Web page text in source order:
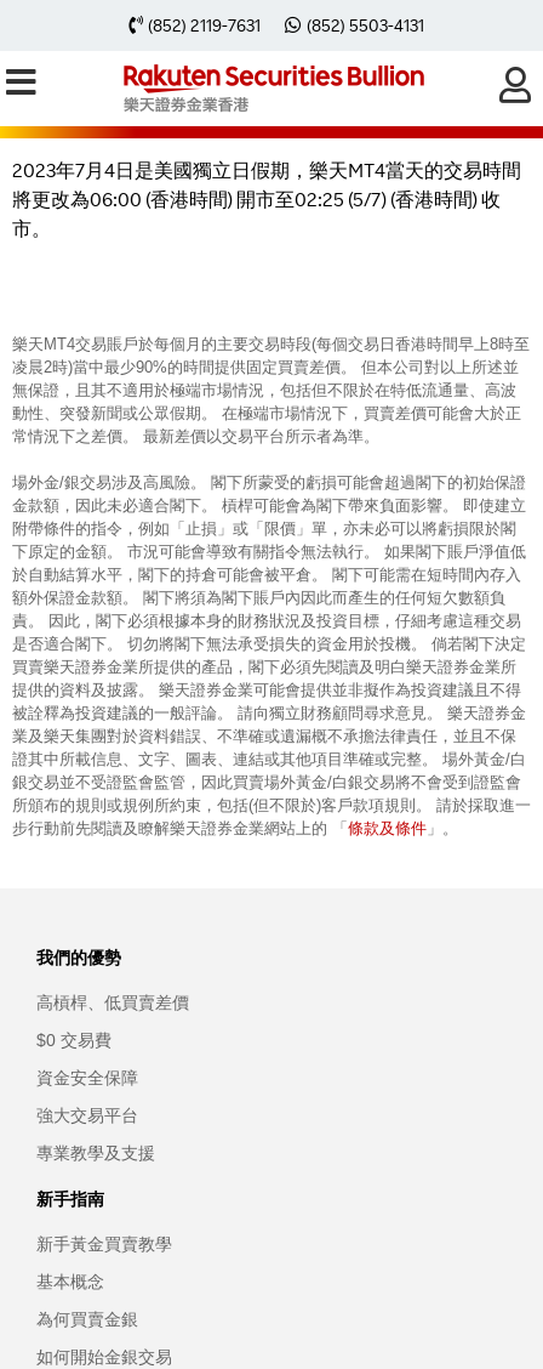
(852) 2119-7631 (852) 5503-4131
2023年7月4日樂天MT4交易時間因美
國獨立日假期有所轉變
2023年7月4日是美國獨立日假期，樂天MT4當天的交易時間
將更改為06:00 (香港時間) 開市至02:25 (5/7) (香港時間) 收
市。
樂天MT4交易賬戶於每個月的主要交易時段(每個交易日香港時間早上8時至
凌晨2時)當中最少90%的時間提供固定買賣差價。 但本公司對以上所述並
無保證，且其不適用於極端市場情況，包括但不限於在特低流通量、高波
動性、突發新聞或公眾假期。 在極端市場情況下，買賣差價可能會大於正
常情況下之差價。 最新差價以交易平台所示者為準。
場外金/銀交易涉及高風險。 閣下所蒙受的虧損可能會超過閣下的初始保證
金款額，因此未必適合閣下。 槓桿可能會為閣下帶來負面影響。 即使建立
附帶條件的指令，例如「止損」或「限價」單，亦未必可以將虧損限於閣
下原定的金額。 市況可能會導致有關指令無法執行。 如果閣下賬戶淨值低
於自動結算水平，閣下的持倉可能會被平倉。 閣下可能需在短時間內存入
額外保證金款額。 閣下將須為閣下賬戶內因此而產生的任何短欠數額負
責。 因此，閣下必須根據本身的財務狀況及投資目標，仔細考慮這種交易
是否適合閣下。 切勿將閣下無法承受損失的資金用於投機。 倘若閣下決定
買賣樂天證券金業所提供的產品，閣下必須先閱讀及明白樂天證券金業所
提供的資料及披露。 樂天證券金業可能會提供並非擬作為投資建議且不得
被詮釋為投資建議的一般評論。 請向獨立財務顧問尋求意見。 樂天證券金
業及樂天集團對於資料錯誤、不準確或遺漏概不承擔法律責任，並且不保
證其中所載信息、文字、圖表、連結或其他項目準確或完整。 場外黃金/白
銀交易並不受證監會監管，因此買賣場外黃金/白銀交易將不會受到證監會
所頒布的規則或規例所約束，包括(但不限於)客戶款項規則。 請於採取進一
步行動前先閱讀及瞭解樂天證券金業網站上的 「 條款及條件 」。
我們的優勢
高槓桿、低買賣差價
$0 交易費
資金安全保障
強大交易平台
專業教學及支援
新手指南
新手黃金買賣教學
基本概念
為何買賣金銀
如何開始金銀交易